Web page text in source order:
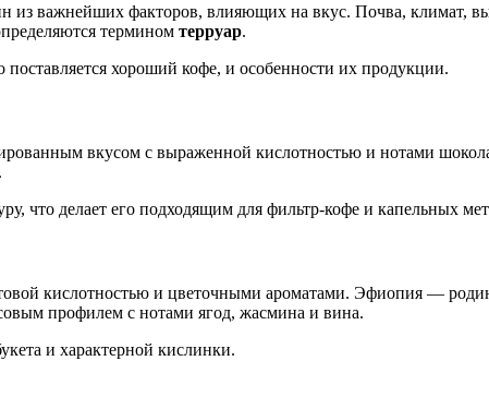
из важнейших факторов, влияющих на вкус. Почва, климат,
термином терруар.
хороший кофе, и особенности их продукции.
вкусом с выраженной кислотностью и нотами
что делает его подходящим для фильтр-кофе и капельных
кислотностью и цветочными ароматами. Эфиопия —
профилем с нотами ягод, жасмина и вина.
и характерной кислинки.